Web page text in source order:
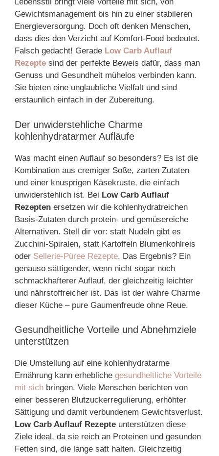
Gewichtsmanagement bis hin zu einer stabileren
Energieversorgung. Doch oft denken Menschen,
dass dies den Verzicht auf Komfort-Food bedeutet.
Falsch gedacht! Gerade Low Carb Auflauf
Rezepte sind der perfekte Beweis dafür, dass man
Genuss und Gesundheit mühelos verbinden kann.
Sie bieten eine unglaubliche Vielfalt und sind
erstaunlich einfach in der Zubereitung.
Der unwiderstehliche Charme
kohlenhydratarmer Aufläufe
Was macht einen Auflauf so besonders? Es ist die
Kombination aus cremiger Soße, zarten Zutaten
und einer knusprigen Käsekruste, die einfach
unwiderstehlich ist. Bei Low Carb Auflauf
Rezepten ersetzen wir die kohlenhydratreichen
Basis-Zutaten durch protein- und gemüsereiche
Alternativen. Stell dir vor: statt Nudeln gibt es
Zucchini-Spiralen, statt Kartoffeln Blumenkohlreis
oder Sellerie-Püree Rezepte. Das Ergebnis? Ein
genauso sättigender, wenn nicht sogar noch
schmackhafterer Auflauf, der gleichzeitig leichter
und nährstoffreicher ist. Das ist der wahre Charme
dieser Küche – pure Gaumenfreude ohne Reue.
Gesundheitliche Vorteile und Abnehmziele
unterstützen
Die Umstellung auf eine kohlenhydratarme
Ernährung kann erhebliche gesundheitliche Vorteile
mit sich bringen. Viele Menschen berichten von
einer besseren Blutzuckerregulierung, erhöhter
Sättigung und damit verbundenem Gewichtsverlust.
Low Carb Auflauf Rezepte unterstützen diese
Ziele ideal, da sie reich an Proteinen und gesunden
Fetten sind, die lange satt halten. Gleichzeitig